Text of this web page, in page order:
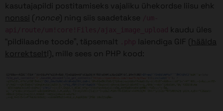
kasutajapildi postitamiseks vajaliku ühekordse liisu ehk
nonssi (nonce) ning siis saadetakse /um-
api/route/um!core!Files/ajax_image_upload
kaudu üles
“pildilaadne toode”, täpsemalt .php laiendiga GIF (häälda
korrektselt!), mille sees on PHP kood: